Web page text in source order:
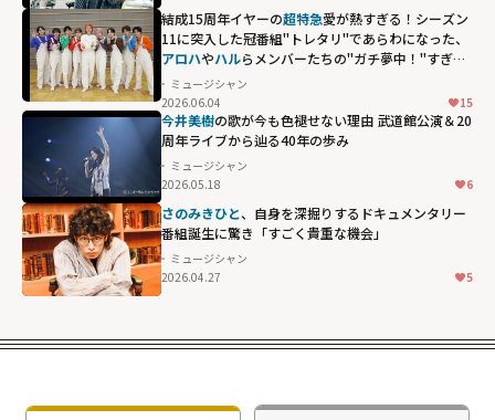
アロハやハルら
メンバーたち
の"ガチ夢
中！"すぎる偏愛
ぶり"
width="304"
height="203"
loading="lazy"
igh">
結成15周年イヤーの超特急愛が熱すぎる！シーズン
11に突入した冠番組"トレタリ"であらわになった、
アロハやハルらメンバーたちの"ガチ夢中！"すぎる
偏愛ぶり
ミュージシャン
2026.06.04
15
今井美樹の歌が今も色褪せない理由 武道館公演＆20
周年ライブから辿る40年の歩み
ミュージシャン
2026.05.18
6
さのみきひと、自身を深掘りするドキュメンタリー
番組誕生に驚き「すごく貴重な機会」
ミュージシャン
2026.04.27
5